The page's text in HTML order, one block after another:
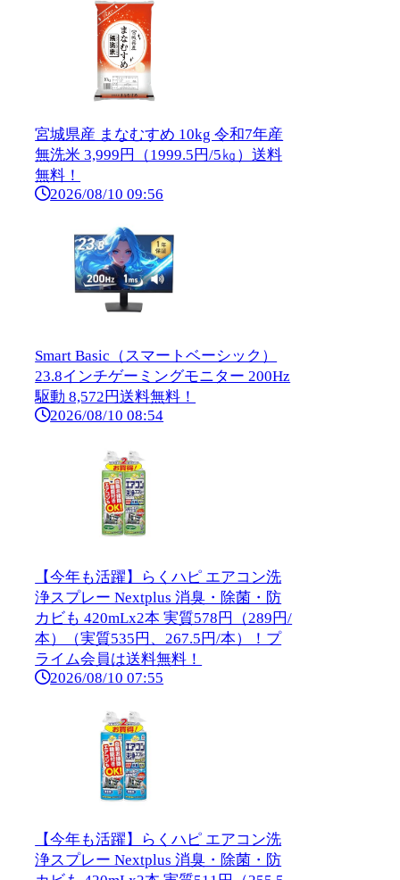
宮城県産 まなむすめ 10kg 令和7年産
無洗米 3,999円（1999.5円/5㎏）送料
無料！
2026/08/10 09:56
Smart Basic（スマートベーシック）
23.8インチゲーミングモニター 200Hz
駆動 8,572円送料無料！
2026/08/10 08:54
【今年も活躍】らくハピ エアコン洗
浄スプレー Nextplus 消臭・除菌・防
カビも 420mLx2本 実質578円（289円/
本）（実質535円、267.5円/本）！プ
ライム会員は送料無料！
2026/08/10 07:55
【今年も活躍】らくハピ エアコン洗
浄スプレー Nextplus 消臭・除菌・防